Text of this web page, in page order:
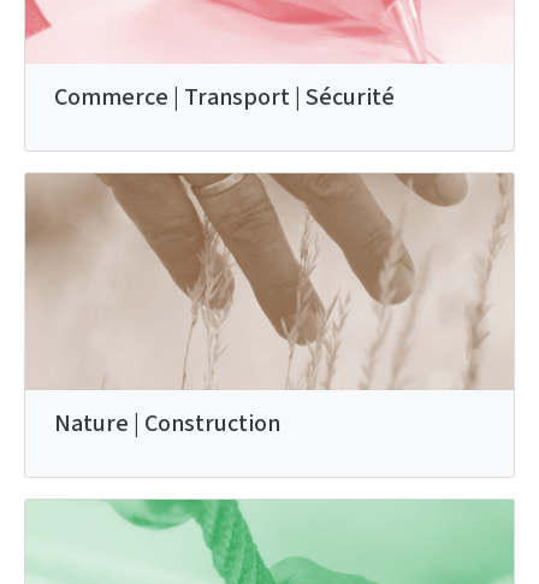
Commerce | Transport | Sécurité
Nature | Construction